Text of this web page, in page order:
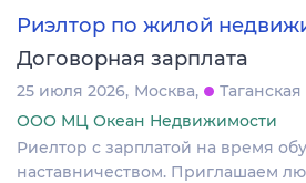
Риэлтор по жилой
Договорная зарплата
25 июля 2026 Москва
Таганская
ООО МЦ Океан Недвижимости
Риелтор с зарплатой на время
наставничеством. Приглашаем